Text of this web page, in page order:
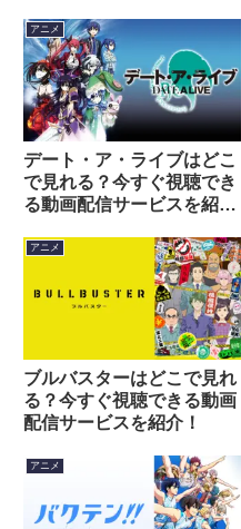
アニメ
デート・ア・ライブはどこ
で見れる？今すぐ視聴でき
る動画配信サービスを紹
アニメ
ブルバスターはどこで見れ
る？今すぐ視聴できる動画
配信サービスを紹介！
アニメ